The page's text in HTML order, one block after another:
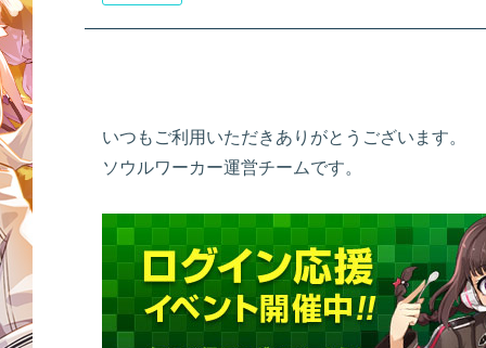
いつもご利用いただきありがとうございます。
ソウルワーカー運営チームです。